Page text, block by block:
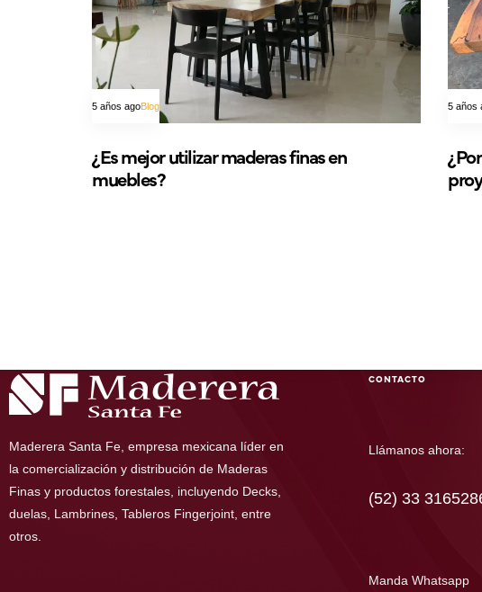
5 años agoBlog
¿Es mejor utilizar maderas finas en
muebles?
5 años
Maderera Santa Fe, empresa mexicana líder en
la comercialización y distribución de Maderas
Finas y productos forestales, incluyendo Decks,
duelas, Lambrines, Tableros Fingerjoint, entre
otros.
CONTACTO
Llámanos ahora:
(52) 33
Manda Whatsapp